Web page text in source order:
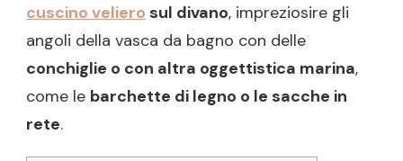
cuscino veliero sul divano, impreziosire gli
angoli della vasca da bagno con delle
conchiglie o con altra oggettistica marina,
come le barchette di legno o le sacche in
rete.